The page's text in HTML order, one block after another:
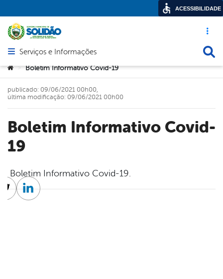
Acesso
Abrir menu principal de navegação
Serviços e Informações
Você está aqui:
> Boletim Informativo Covid-19
Boletim Informativo Covid-
19
publicado: 09/06/2021 00h00,
última modificação: 09/06/2021 00h00
Boletim Informativo Covid-19.
TwitterLinkedin
ACESSIBILIDADE